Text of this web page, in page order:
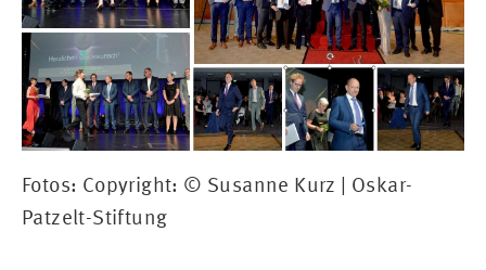
Fotos: Copyright: © Susanne Kurz | Oskar-
Patzelt-Stiftung